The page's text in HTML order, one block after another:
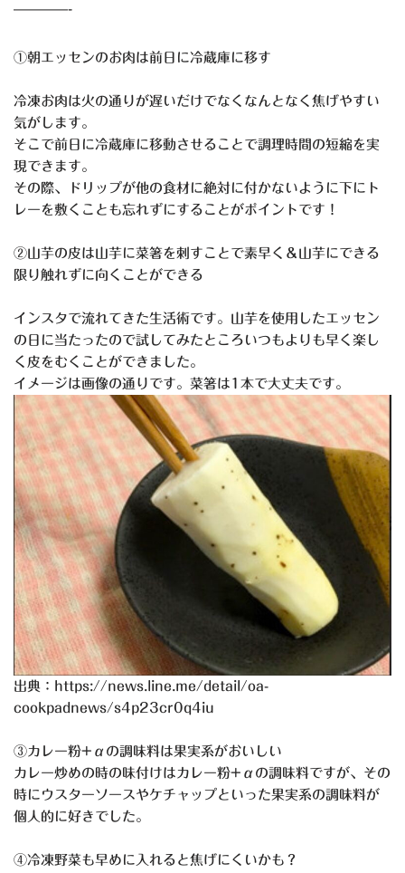
————-
①朝エッセンのお肉は前日に冷蔵庫に移す
冷凍お肉は火の通りが遅いだけでなくなんとなく焦げやすい
気がします。
そこで前日に冷蔵庫に移動させることで調理時間の短縮を実
現できます。
その際、ドリップが他の食材に絶対に付かないように下にト
レーを敷くことも忘れずにすることがポイントです！
②山芋の皮は山芋に菜箸を刺すことで素早く＆山芋にできる
限り触れずに向くことができる
インスタで流れてきた生活術です。山芋を使用したエッセン
の日に当たったので試してみたところいつもよりも早く楽し
く皮をむくことができました。
イメージは画像の通りです。菜箸は1本で大丈夫です。
出典：https://news.line.me/detail/oa-
cookpadnews/s4p23cr0q4iu
③カレー粉+αの調味料は果実系がおいしい
カレー炒めの時の味付けはカレー粉+αの調味料ですが、その
時にウスターソースやケチャップといった果実系の調味料が
個人的に好きでした。
④冷凍野菜も早めに入れると焦げにくいかも？